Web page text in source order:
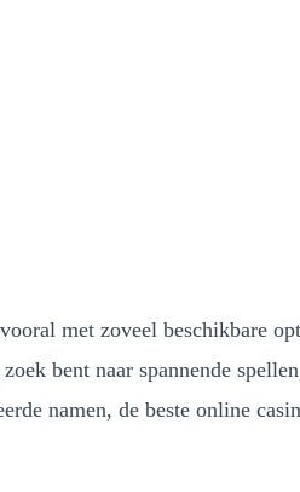
met zoveel beschikbare
bent naar spannende
namen, de beste online